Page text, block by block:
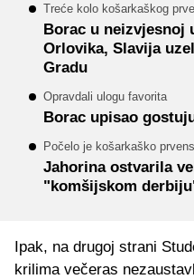
Treće kolo košarkaškog
Borac u neizvjesnoj
Orlovika, Slavija
Gradu
Opravdali ulogu favorita
Borac upisao
Počelo je košarkaško
Jahorina ostvarila
"komšijskom
Ipak, na drugoj strani
krilima večeras